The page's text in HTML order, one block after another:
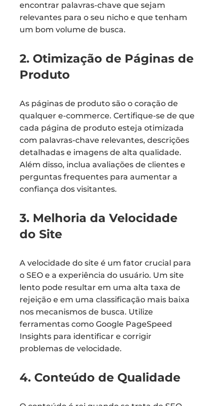
encontrar palavras-chave que sejam
relevantes para o seu nicho e que tenham
um bom volume de busca.
2. Otimização de Páginas de
Produto
As páginas de produto são o coração de
qualquer e-commerce. Certifique-se de que
cada página de produto esteja otimizada
com palavras-chave relevantes, descrições
detalhadas e imagens de alta qualidade.
Além disso, inclua avaliações de clientes e
perguntas frequentes para aumentar a
confiança dos visitantes.
3. Melhoria da Velocidade
do Site
A velocidade do site é um fator crucial para
o SEO e a experiência do usuário. Um site
lento pode resultar em uma alta taxa de
rejeição e em uma classificação mais baixa
nos mecanismos de busca. Utilize
ferramentas como Google PageSpeed
Insights para identificar e corrigir
problemas de velocidade.
4. Conteúdo de Qualidade